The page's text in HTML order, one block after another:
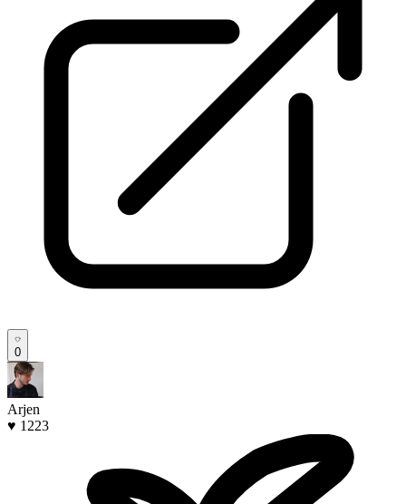
0
Arjen
♥ 1223